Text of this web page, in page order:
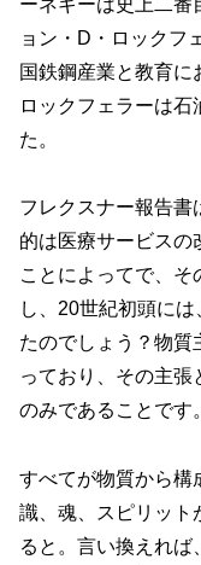
ョン・D・ロックフ
国鉄鋼産業と教育に
ロックフェラーは
た。
フレクスナー報告書
的は医療サービスの
ことによってで、
し、20世紀初頭に
たのでしょう？物質
っており、その主
のみであることです。
すべてが物質から構
識、魂、スピリット
ると。言い換えれ